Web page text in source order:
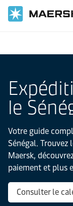
le
Votre guide
Sénégal. Trouvez
Maersk,
paiement et plus
Consulter le